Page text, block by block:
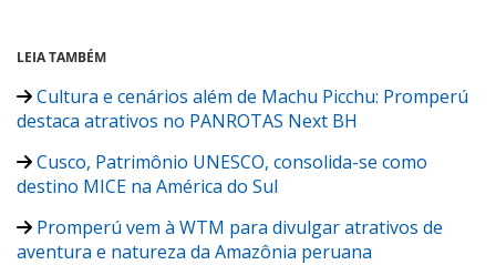
LEIA TAMBÉM
Cultura e cenários além de Machu Picchu: Promperú
destaca atrativos no PANROTAS Next BH
Cusco, Patrimônio UNESCO, consolida-se como
destino MICE na América do Sul
Promperú vem à WTM para divulgar atrativos de
aventura e natureza da Amazônia peruana